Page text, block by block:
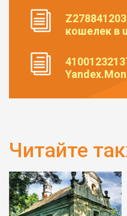
кошелек в
Читайте